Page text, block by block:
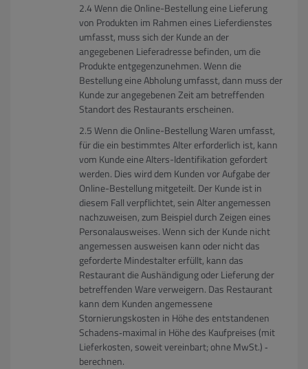
Wenn die Online-Bestellung eine Lieferung
von Produkten im Rahmen eines Lieferdienstes
umfasst, muss sich der Kunde an der
angegebenen Lieferadresse befinden, um die
Produkte entgegenzunehmen. Wenn die
Bestellung eine Abholung umfasst, dann muss der
Kunde zur angegebenen Zeit am betreffenden
Standort des Restaurants erscheinen.
Wenn die Online-Bestellung Waren umfasst,
für die ein bestimmtes Alter erforderlich ist, kann
vom Kunde eine Alters-Identifikation gefordert
werden. Dies wird dem Kunden vor Aufgabe der
Online-Bestellung mitgeteilt. Der Kunde ist in
diesem Fall verpflichtet, sein Alter angemessen
nachzuweisen, zum Beispiel durch Zeigen eines
Personalausweises. Wenn sich der Kunde nicht
angemessen ausweisen kann oder nicht das
geforderte Mindestalter erfüllt, kann das
Restaurant die Aushändigung oder Lieferung der
betreffenden Ware verweigern. Das Restaurant
kann dem Kunden angemessene
Stornierungskosten in Höhe des entstandenen
Schadens‐maximal in Höhe des Kaufpreises (mit
Lieferkosten, soweit vereinbart; ohne MwSt.) ‐
berechnen.